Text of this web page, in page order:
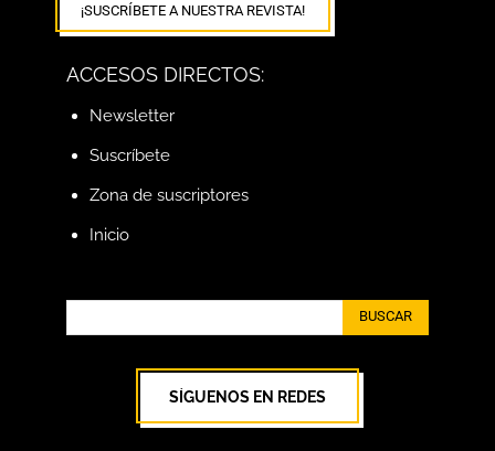
¡SUSCRÍBETE A NUESTRA REVISTA!
ACCESOS DIRECTOS:
Newsletter
Suscríbete
Zona de suscriptores
Inicio
BUSCAR
SÍGUENOS EN REDES